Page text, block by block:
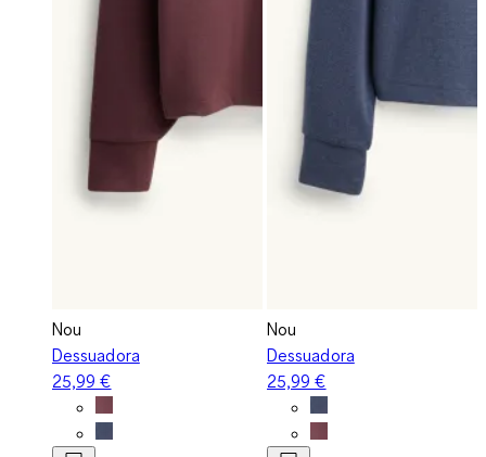
Nou
Dessuadora
25,99 €
Nou
Dessuadora
25,99 €